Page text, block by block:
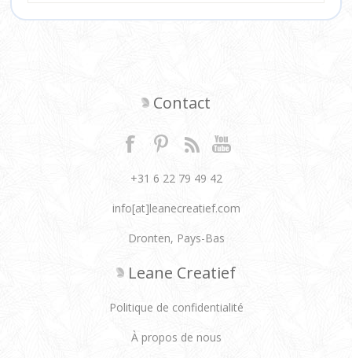
Contact
+31 6 22 79 49 42
info[at]leanecreatief.com
Dronten, Pays-Bas
Leane Creatief
Politique de confidentialité
À propos de nous